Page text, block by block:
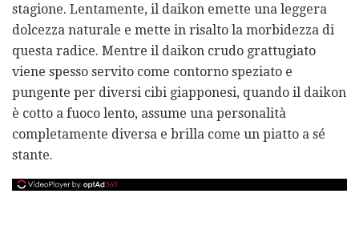
stagione. Lentamente, il daikon emette una leggera
dolcezza naturale e mette in risalto la morbidezza di
questa radice. Mentre il daikon crudo grattugiato
viene spesso servito come contorno speziato e
pungente per diversi cibi giapponesi, quando il daikon
è cotto a fuoco lento, assume una personalità
completamente diversa e brilla come un piatto a sé
stante.